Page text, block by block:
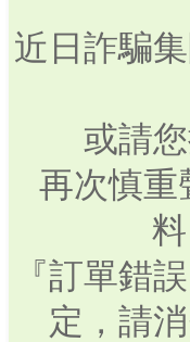
近日詐騙
或請
再次慎重
『訂單錯
定，請